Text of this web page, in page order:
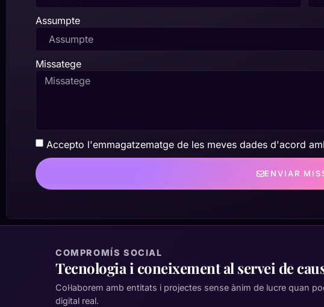
Assumpte
Missatege
Accepto l'emmagatzematge de les meves dades d'acord
ENVIAR
COMPROMÍS SOCIAL
Tecnologia i coneixement al servei de
Col·laborem amb entitats i projectes sense ànim de lucre quan
digital real.